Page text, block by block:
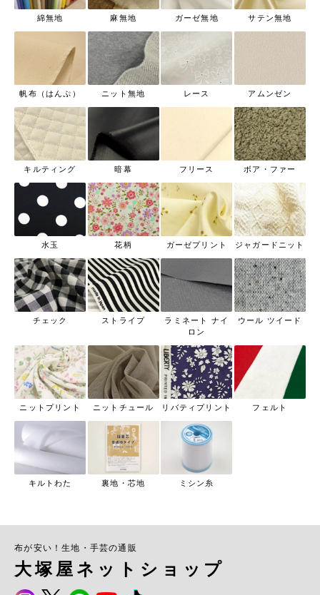
綿無地 麻無地 ガーゼ無地 サテン無地
帆布（はんぷ） ニット無地 レース アムンゼン
キルティング 暗幕 フリース ボア・ファー
水玉 花柄 ガーゼプリント ジャガードニット
チェック ストライプ
ラミネート ナイ
ロン
ウール ツイード
ニットプリント ニットチュール リバティプリント フェルト
キルトわた 裏地・芯地 ミシン糸
布が安い！生地・手芸の通販
大塚屋ネットショップ